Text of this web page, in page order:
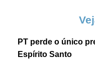
PT perde o único
Espírito Santo